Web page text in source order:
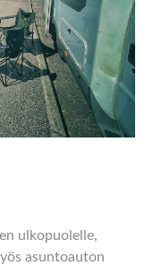
ulkopuolelle,
asuntoauton